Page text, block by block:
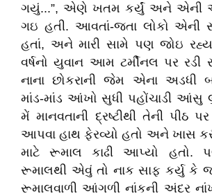
ગયું...”, એણે ખતમ કર્યું અને એની
ગઇ હતી. આવતાં-જતા લોકો એની
હતાં, અને મારી સામે પણ જોઇ
વર્ષનો યુવાન આમ ટર્મીનલ પર રડી
નાના છોકરાની જેમ એના અડધી
માંડ-માંડ આંખો સુધી પહોંચાડી આંસુ
મેં માનવતાની દ્રષ્ટીથી તેની પીઠ
આપવા હાથ ફેરવ્યો હતો અને ખાસ
માટે રૂમાલ કાઢી આપ્યો હતો.
રૂમાલથી એવું તો નાક સાફ કર્યુ કે
રૂમાલવાળી આંગળી નાંકની અંદર